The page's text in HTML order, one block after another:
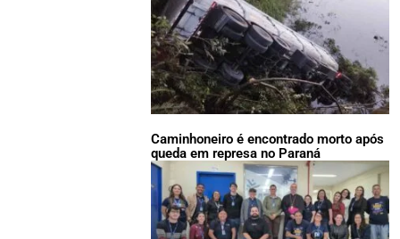
Caminhoneiro é encontrado morto após
queda em represa no Paraná